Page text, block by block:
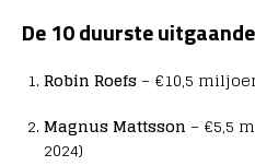
De 10 duurste
Robin Roefs – €10,5
Magnus Mattsson – €5,5
2024)